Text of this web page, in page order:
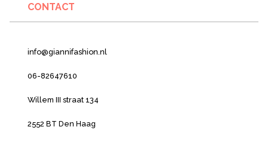
CONTACT
info@giannifashion.nl
06-82647610
Willem III straat 134
2552 BT Den Haag